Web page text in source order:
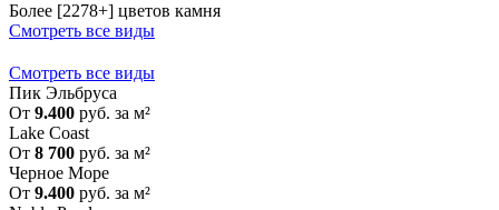
Более [2278+] цветов камня
Смотреть все виды
Смотреть все виды
Пик Эльбруса
От 9.400 руб. за м²
Lake Coast
От 8 700 руб. за м²
Черное Море
От 9.400 руб. за м²